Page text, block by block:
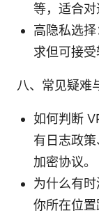
等，适合对
高隐私选
求但可接受
八、常见疑难
如何判断
有日志政
加密协议。
为什么有
你所在位